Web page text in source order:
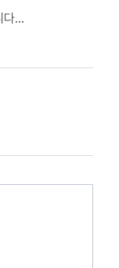
, 문학동네 국내문학팀에서 편집자로 일하고 있는 김내리님과 함께합니다. <책들의 방>의 초대 손님은 직접 쓴 “나의 연대기”를 읽습니다. ·